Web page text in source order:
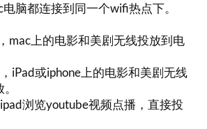
脑都连接到同一个wifi热点下。
mac上的电影和美剧无线投放到电
iPad或iphone上的电影和美剧无线
浏览youtube视频点播，直接投